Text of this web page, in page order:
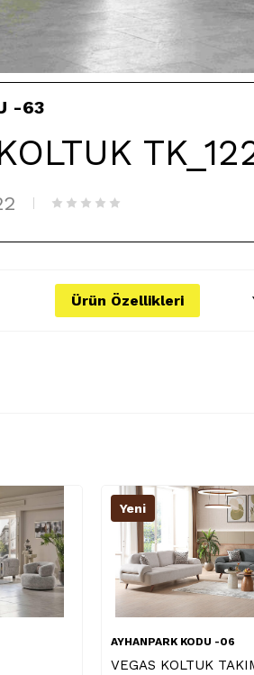
-63
Ürün Özellikleri
Yeni
AYHANPARK KODU -06
ÇAMLICA KOLTUK